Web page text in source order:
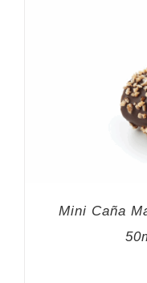
Mini Caña